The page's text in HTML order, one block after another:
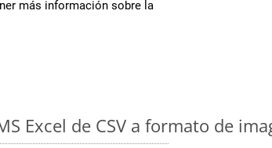
más información sobre la
Excel de CSV a formato de